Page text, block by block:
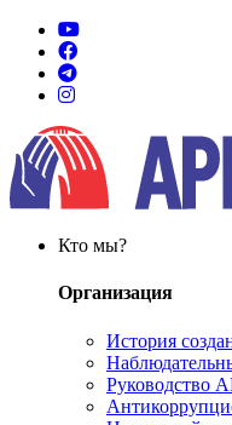
Кто мы?
Организация
История
Руководство